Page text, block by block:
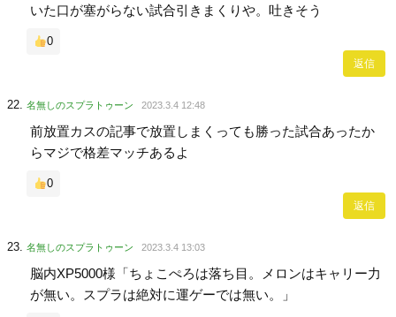
いた口が塞がらない試合引きまくりや。吐きそう
0
返信
名無しのスプラトゥーン 2023.3.4 12:48
前放置カスの記事で放置しまくっても勝った試合あったか
らマジで格差マッチあるよ
0
返信
名無しのスプラトゥーン 2023.3.4 13:03
脳内XP5000様「ちょこぺろは落ち目。メロンはキャリー力
が無い。スプラは絶対に運ゲーでは無い。」